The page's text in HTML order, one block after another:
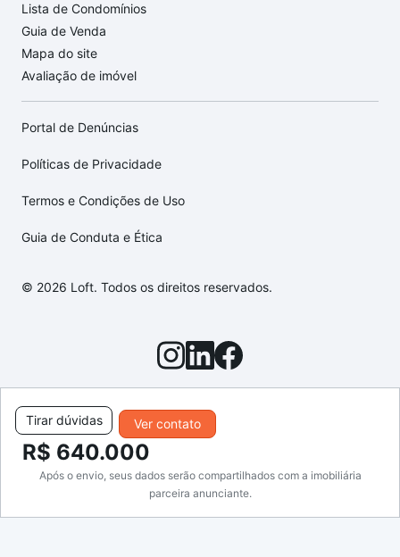
Ver contato
Tirar dúvidas
R$ 640.000
Após o envio, seus dados serão compartilhados com a imobiliária
parceira anunciante.
Lista de Condomínios
Guia de Venda
Mapa do site
Avaliação de imóvel
Portal de Denúncias
Políticas de Privacidade
Termos e Condições de Uso
Guia de Conduta e Ética
© 2026 Loft. Todos os direitos reservados.